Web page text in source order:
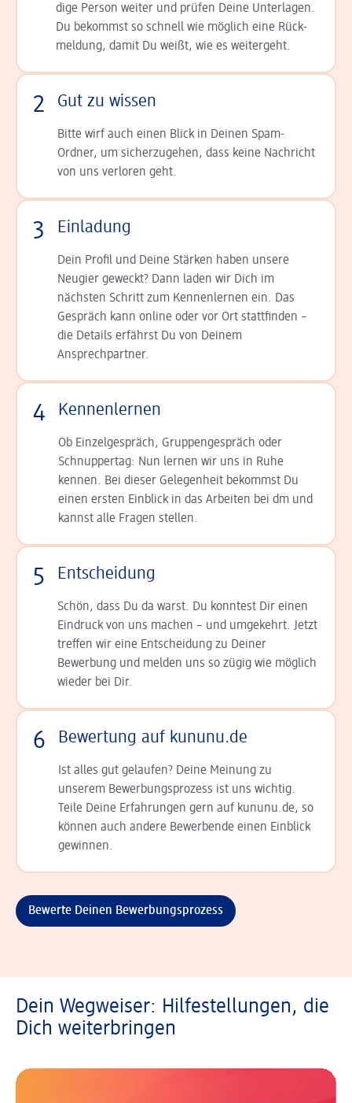
dige Person weiter und prüfen Deine Unterlagen.
Du bekommst so schnell wie möglich eine Rück­
meldung, damit Du weißt, wie es weitergeht.
2 Gut zu wissen
Bitte wirf auch einen Blick in Deinen Spam-
Ordner, um sicherzugehen, dass keine Nachricht
von uns verloren geht.
3 Einladung
Dein Profil und Deine Stär­ken haben unsere
Neugier geweckt? Dann laden wir Dich im
nächsten Schritt zum Kennen­lernen ein. Das
Gespräch kann online oder vor Ort statt­finden –
die Details er­fährst Du von Deinem
Ansprechpartner.
4 Kennenlernen
Ob Einzelgespräch, Grup­pen­gespräch oder
Schnup­per­tag: Nun lernen wir uns in Ruhe
kennen. Bei dieser Gelegenheit bekommst Du
einen ersten Einblick in das Arbeiten bei dm und
kannst alle Fragen stellen.
5 Entscheidung
Schön, dass Du da warst. Du konntest Dir einen
Ein­druck von uns machen – und umgekehrt. Jetzt
tref­fen wir eine Entscheidung zu Deiner
Bewerbung und melden uns so zügig wie möglich
wieder bei Dir.
6 Bewertung auf kununu.de
Ist alles gut gelaufen? Deine Meinung zu
unserem Bewerbungsprozess ist uns wichtig.
Teile Deine Erfahrungen gern auf kununu.de, so
können auch andere Bewerbende einen Einblick
gewinnen.
Bewerte Deinen Bewerbungsprozess
Dein Wegweiser: Hilfestellungen, die
Dich weiterbringen